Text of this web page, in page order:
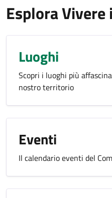
Esplora Vivere
Luoghi
Scopri i luoghi più
nostro territorio
Eventi
Il calendario eventi del